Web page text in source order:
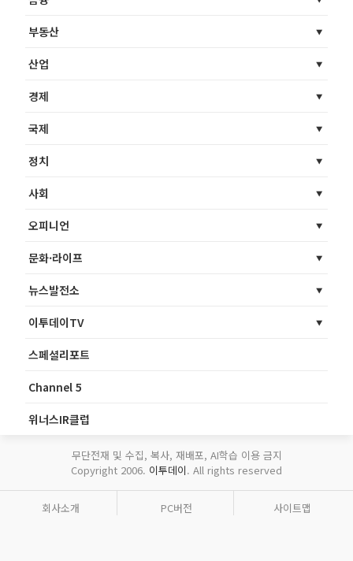
부동산
산업
경제
국제
정치
사회
오피니언
문화·라이프
뉴스발전소
이투데이TV
스페셜리포트
Channel 5
위너스IR클럽
무단전재 및 수집, 복사, 재배포, AI학습 이용 금지
Copyright 2006. 이투데이. All rights reserved
회사소개 PC버전 사이트맵